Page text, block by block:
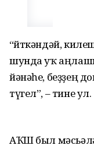
“Әйткәндәй,
шунда уҡ
йәнәһе, беҙҙең
түгел”, – тине ул.
АҠШ был